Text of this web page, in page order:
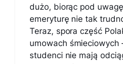
dużo, biorąc pod
emeryturę nie tak
Teraz, spora część
umowach śmieciowych
studenci nie mają